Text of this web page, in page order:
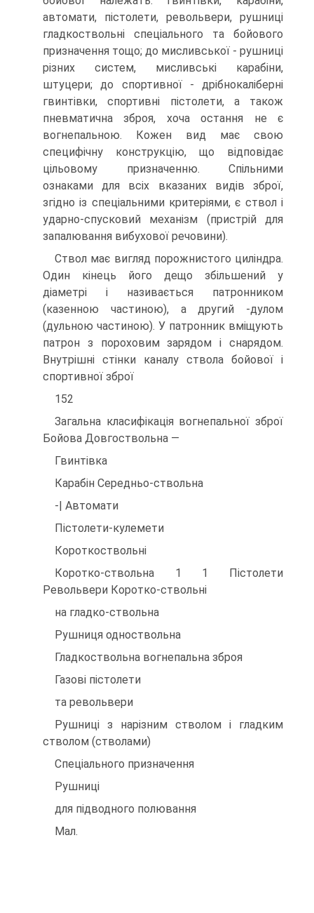
автомати, пістолети, револьвери, рушниці
гладкоствольні спеціального та бойового
призначення тощо; до мисливської - рушниці
різних систем, мисливські карабіни,
штуцери; до спортивної - дрібнокаліберні
гвинтівки, спортивні пістолети, а також
пневматична зброя, хоча остання не є
вогнепальною. Кожен вид має свою
специфічну конструкцію, що відповідає
цільовому призначенню. Спільними
ознаками для всіх вказаних видів зброї,
згідно із спеціальними критеріями, є ствол і
ударно-спусковий механізм (пристрій для
запалювання вибухової речовини).
Ствол має вигляд порожнистого циліндра.
Один кінець його дещо збільшений у
діаметрі і називається патронником
(казенною частиною), а другий -дулом
(дульною частиною). У патронник вміщують
патрон з пороховим зарядом і снарядом.
Внутрішні стінки каналу ствола бойової і
спортивної зброї
152
Загальна класифікація вогнепальної зброї
Бойова Довгоствольна —
Гвинтівка
Карабін Середньо-ствольна
-| Автомати
Пістолети-кулемети
Короткоствольні
Коротко-ствольна 1 1 Пістолети
Револьвери Коротко-ствольні
на гладко-ствольна
Рушниця одноствольна
Гладкоствольна вогнепальна зброя
Газові пістолети
та револьвери
Рушниці з нарізним стволом і гладким
стволом (стволами)
Спеціального призначення
Рушниці
для підводного полювання
Мал.